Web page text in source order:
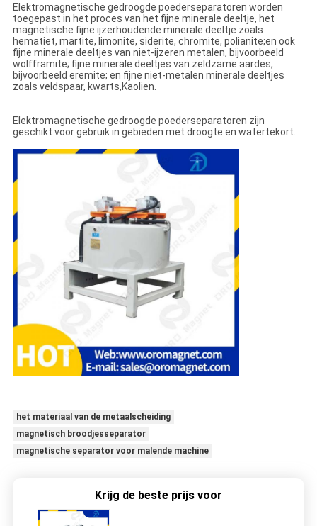
Elektromagnetische gedroogde poederseparatoren worden
toegepast in het proces van het fijne minerale deeltje, het
magnetische fijne ijzerhoudende minerale deeltje zoals
hematiet, martite, limonite, siderite, chromite, polianite;en ook
fijne minerale deeltjes van niet-ijzeren metalen, bijvoorbeeld
wolfframite; fijne minerale deeltjes van zeldzame aardes,
bijvoorbeeld eremite; en fijne niet-metalen minerale deeltjes
zoals veldspaar, kwarts,Kaolien.
Elektromagnetische gedroogde poederseparatoren zijn
geschikt voor gebruik in gebieden met droogte en watertekort.
het materiaal van de metaalscheiding
magnetisch broodjesseparator
magnetische separator voor malende machine
Krijg de beste prijs voor